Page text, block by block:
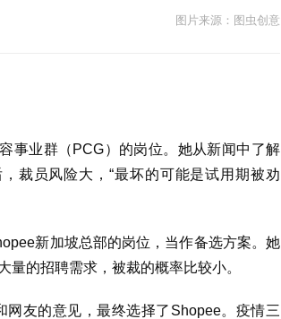
图片来源：图虫创意
事业群（PCG）的岗位。她从新闻中了解
裁员风险大，“最坏的可能是试用期被劝
新加坡总部的岗位，当作备选方案。她
的招聘需求，被裁的概率比较小。
友的意见，最终选择了Shopee。疫情三